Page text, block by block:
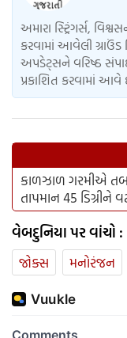
અમારા સ્ટ્રિંગર્સ,
કરવામાં આવેલી ગ્રાઉંડ
અપડેટ્સને વરિષ્ઠ
પ્રકાશિત કરવામાં આવે
કાળઝાળ ગરમીએ
તાપમાન 45 ડિગ્રીને
વેબદુનિયા પર વાંચો :
જોક્સ
મનોરંજન